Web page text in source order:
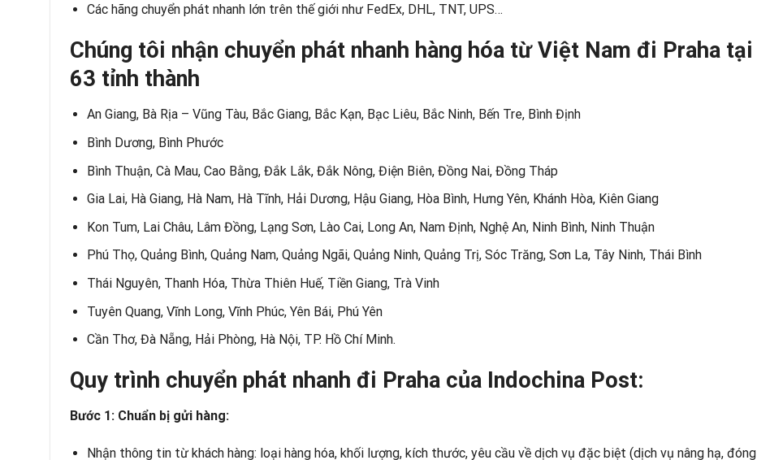
Các hãng chuyển phát nhanh lớn trên thế giới như FedEx, DHL, TNT, UPS…
Chúng tôi nhận chuyển phát nhanh hàng hóa từ Việt Nam đi Praha tại
63 tỉnh thành
An Giang, Bà Rịa – Vũng Tàu, Bắc Giang, Bắc Kạn, Bạc Liêu, Bắc Ninh, Bến Tre, Bình Định
Bình Dương, Bình Phước
Bình Thuận, Cà Mau, Cao Bằng, Đắk Lắk, Đắk Nông, Điện Biên, Đồng Nai, Đồng Tháp
Gia Lai, Hà Giang, Hà Nam, Hà Tĩnh, Hải Dương, Hậu Giang, Hòa Bình, Hưng Yên, Khánh Hòa, Kiên Giang
Kon Tum, Lai Châu, Lâm Đồng, Lạng Sơn, Lào Cai, Long An, Nam Định, Nghệ An, Ninh Bình, Ninh Thuận
Phú Thọ, Quảng Bình, Quảng Nam, Quảng Ngãi, Quảng Ninh, Quảng Trị, Sóc Trăng, Sơn La, Tây Ninh, Thái Bình
Thái Nguyên, Thanh Hóa, Thừa Thiên Huế, Tiền Giang, Trà Vinh
Tuyên Quang, Vĩnh Long, Vĩnh Phúc, Yên Bái, Phú Yên
Cần Thơ, Đà Nẵng, Hải Phòng, Hà Nội, TP. Hồ Chí Minh.
Quy trình chuyển phát nhanh đi Praha của Indochina Post:
Bước 1: Chuẩn bị gửi hàng:
Nhận thông tin từ khách hàng: loại hàng hóa, khối lượng, kích thước, yêu cầu về dịch vụ đặc biệt (dịch vụ nâng hạ, đóng